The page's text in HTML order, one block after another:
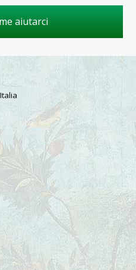
aiutarci